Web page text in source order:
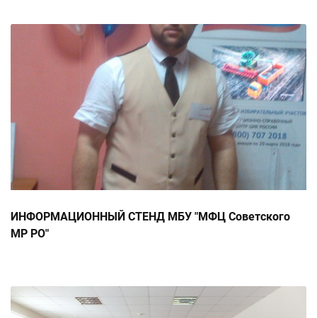
ИНФОРМАЦИОННЫЙ СТЕНД МБУ "МФЦ Советского
МР РО"